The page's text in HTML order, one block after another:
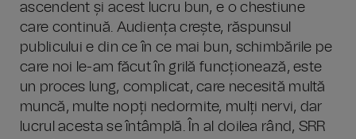
ascendent și acest lucru bun, e o chestiune
care continuă. Audiența crește, răspunsul
publicului e din ce în ce mai bun, schimbările pe
care noi le-am făcut în grilă funcționează, este
un proces lung, complicat, care necesită multă
muncă, multe nopți nedormite, mulți nervi, dar
lucrul acesta se întâmplă. În al doilea rând, SRR